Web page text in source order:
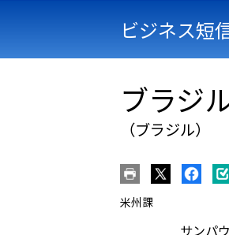
ビジネス短
ブラジ
（ブラジル）
米州課
サンパ